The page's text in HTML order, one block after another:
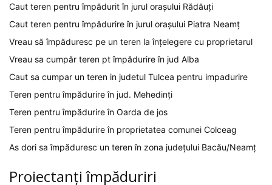
Caut teren pentru împădurit în jurul orașului Rădăuți
Caut teren pentru împădurire în jurul orașului Piatra Neamț
Vreau să împăduresc pe un teren la înțelegere cu proprietarul
Vreau sa cumpăr teren pt împădurire în jud Alba
Caut sa cumpar un teren in judetul Tulcea pentru impadurire
Teren pentru împădurire în jud. Mehedinți
Teren pentru împădurire în Oarda de jos
Teren pentru împădurire în proprietatea comunei Colceag
As dori sa împăduresc un teren în zona județului Bacău/Neamț
Proiectanți împăduriri